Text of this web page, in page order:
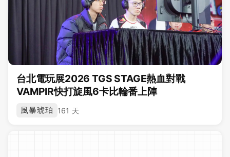
台北電玩展2026 TGS STAGE熱血對戰
VAMPIR快打旋風6卡比輪番上陣
風暴琥珀 161 天